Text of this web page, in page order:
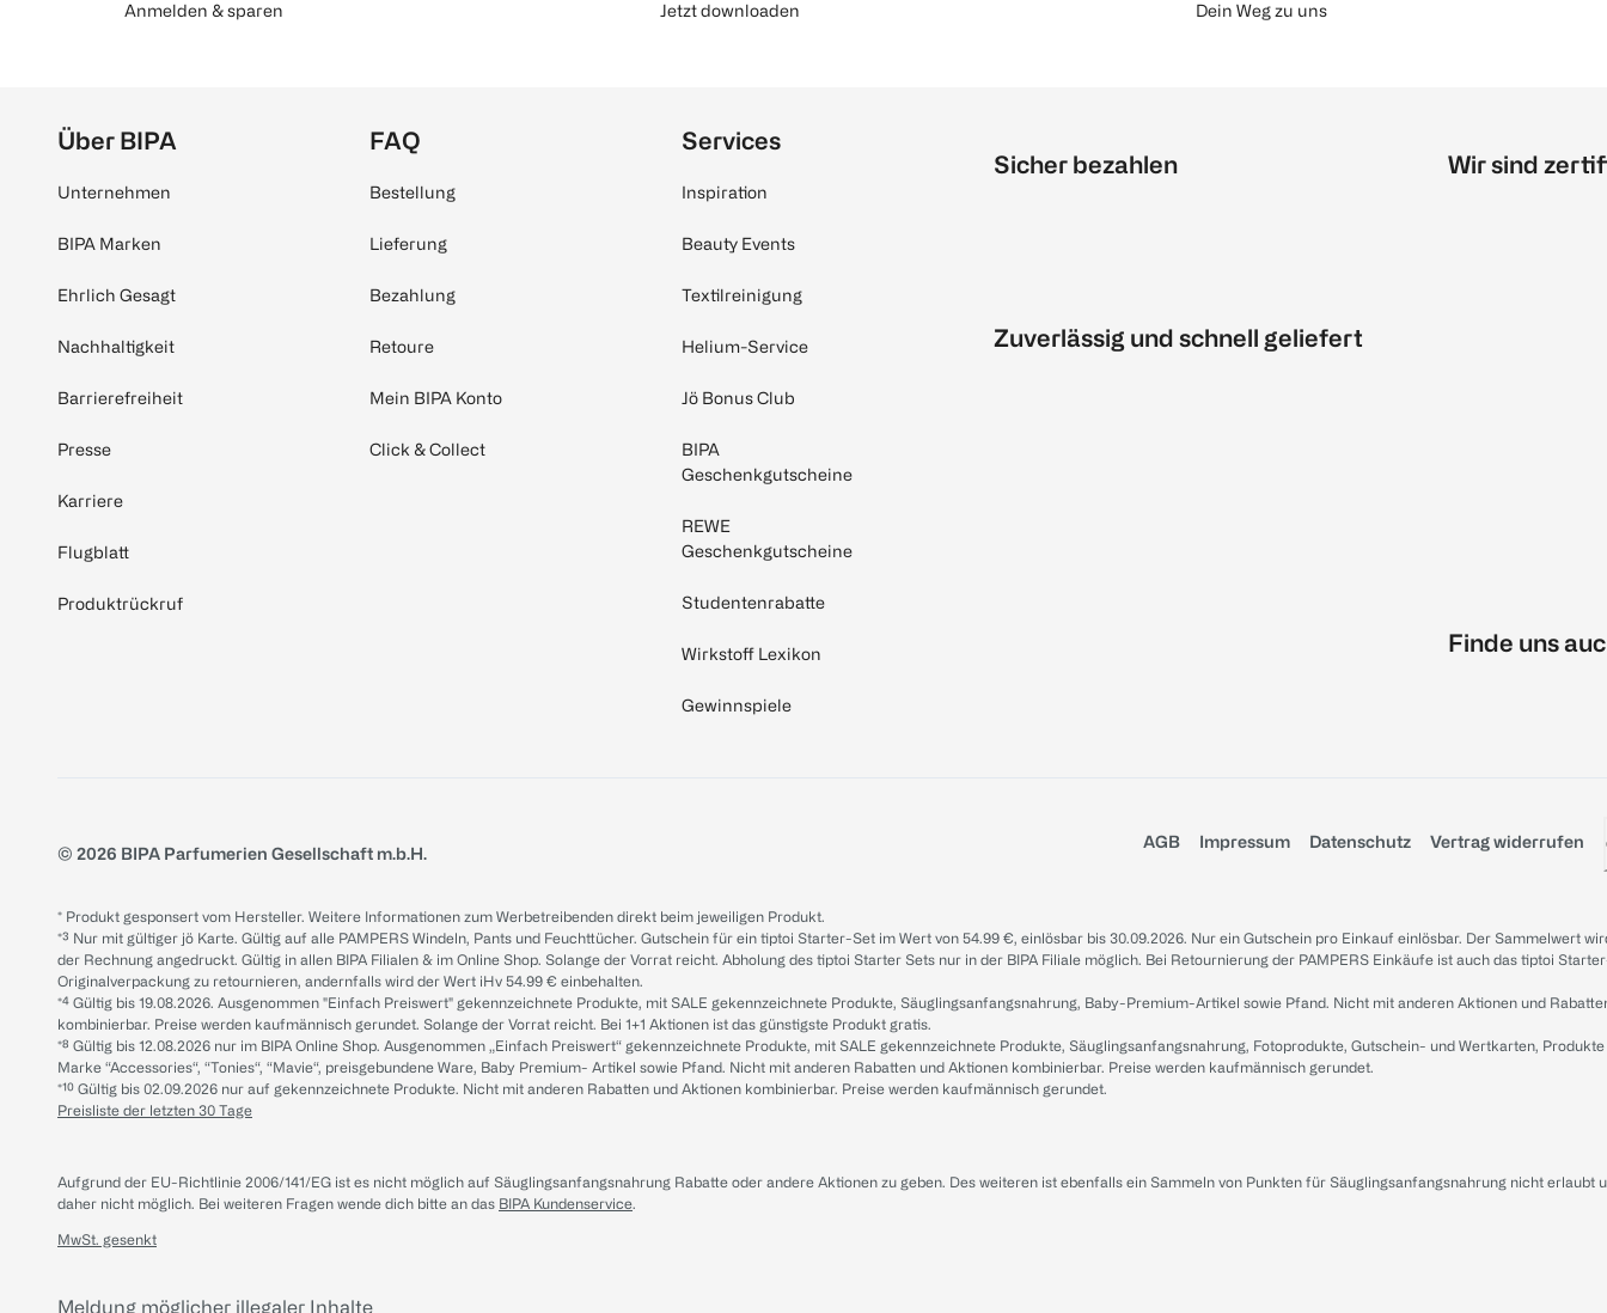
Anmelden & sparen Jetzt downloaden Dein Weg zu uns
Über BIPA
Unternehmen
BIPA Marken
Ehrlich Gesagt
Nachhaltigkeit
Barrierefreiheit
Presse
Karriere
Flugblatt
Produktrückruf
FAQ
Bestellung
Lieferung
Bezahlung
Retoure
Mein BIPA Konto
Click & Collect
Services
Inspiration
Beauty Events
Textilreinigung
Helium-Service
Jö Bonus Club
BIPA
Geschenkgutscheine
REWE
Geschenkgutscheine
Studentenrabatte
Wirkstoff Lexikon
Gewinnspiele
Sicher bezahlen
Zuverlässig und schnell geliefert
Wir sind
Finde uns
© 2026 BIPA Parfumerien Gesellschaft m.b.H.
AGB Impressum Datenschutz Vertrag widerrufen
* Produkt gesponsert vom Hersteller. Weitere Informationen zum Werbetreibenden direkt beim jeweiligen Produkt.
*³ Nur mit gültiger jö Karte. Gültig auf alle PAMPERS Windeln, Pants und Feuchttücher. Gutschein für ein tiptoi Starter-Set im Wert von 54.99 €, einlösbar bis 30.09.2026. Nur ein Gutschein pro Einkauf einlösbar. Der Sammelwert
der Rechnung angedruckt. Gültig in allen BIPA Filialen & im Online Shop. Solange der Vorrat reicht. Abholung des tiptoi Starter Sets nur in der BIPA Filiale möglich. Bei Retournierung der PAMPERS Einkäufe ist auch das tiptoi
Originalverpackung zu retournieren, andernfalls wird der Wert iHv 54.99 € einbehalten.
*⁴ Gültig bis 19.08.2026. Ausgenommen "Einfach Preiswert" gekennzeichnete Produkte, mit SALE gekennzeichnete Produkte, Säuglingsanfangsnahrung, Baby-Premium-Artikel sowie Pfand. Nicht mit anderen Aktionen und
kombinierbar. Preise werden kaufmännisch gerundet. Solange der Vorrat reicht. Bei 1+1 Aktionen ist das günstigste Produkt gratis.
*⁸ Gültig bis 12.08.2026 nur im BIPA Online Shop. Ausgenommen „Einfach Preiswert“ gekennzeichnete Produkte, mit SALE gekennzeichnete Produkte, Säuglingsanfangsnahrung, Fotoprodukte, Gutschein- und Wertkarten,
Marke “Accessories“, “Tonies“, “Mavie“, preisgebundene Ware, Baby Premium- Artikel sowie Pfand. Nicht mit anderen Rabatten und Aktionen kombinierbar. Preise werden kaufmännisch gerundet.
*¹⁰ Gültig bis 02.09.2026 nur auf gekennzeichnete Produkte. Nicht mit anderen Rabatten und Aktionen kombinierbar. Preise werden kaufmännisch gerundet.
Preisliste der letzten 30 Tage
Aufgrund der EU-Richtlinie 2006/141/EG ist es nicht möglich auf Säuglingsanfangsnahrung Rabatte oder andere Aktionen zu geben. Des weiteren ist ebenfalls ein Sammeln von Punkten für Säuglingsanfangsnahrung nicht erlaubt
daher nicht möglich. Bei weiteren Fragen wende dich bitte an das BIPA Kundenservice.
MwSt. gesenkt
Meldung möglicher illegaler Inhalte